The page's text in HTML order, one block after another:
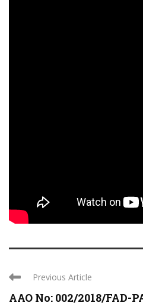
Previous Article
AAO No: 002/2018/FAD-